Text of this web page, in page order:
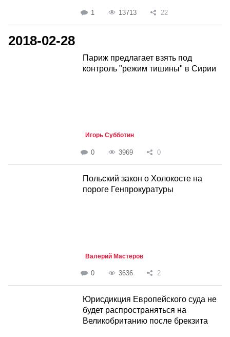
1 13713 22
2018-02-28
Париж предлагает взять под
контроль "режим тишины" в Сирии
Игорь Субботин
0 3969 0
Польский закон о Холокосте на
пороге Генпрокуратуры
Валерий Мастеров
0 3636 2
Юрисдикция Европейского суда не
будет распространяться на
Великобританию после брекзита